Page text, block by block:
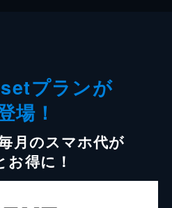
プランが
場！
月のスマホ代が
お得に！